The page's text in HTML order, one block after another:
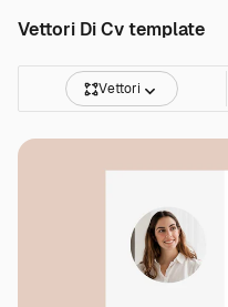
Vettori Di Cv template
Vettori